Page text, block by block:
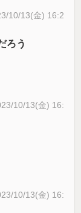
10/13(金) 16:2
ろう
10/13(金) 16:
10/13(金) 16: